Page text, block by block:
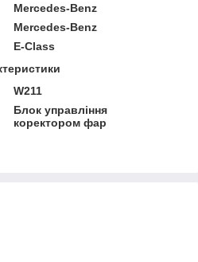
Mercedes-Benz
Mercedes-Benz
E-Class
W211
Блок управління
коректором фар